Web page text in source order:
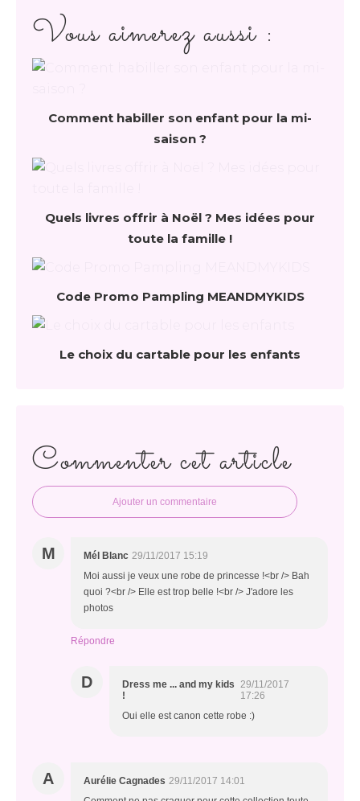
Vous aimerez aussi :
Comment habiller son enfant pour la mi-
saison ?
Quels livres offrir à Noël ? Mes idées pour
toute la famille !
Code Promo Pampling MEANDMYKIDS
Le choix du cartable pour les enfants
Commenter cet article
Ajouter un commentaire
M Mél Blanc 29/11/2017 15:19
Moi aussi je veux une robe de princesse !<br /> Bah
quoi ?<br /> Elle est trop belle !<br /> J'adore les
photos
Répondre
D
Dress me ... and my kids
!
29/11/2017
17:26
Oui elle est canon cette robe :)
A Aurélie Cagnades 29/11/2017 14:01